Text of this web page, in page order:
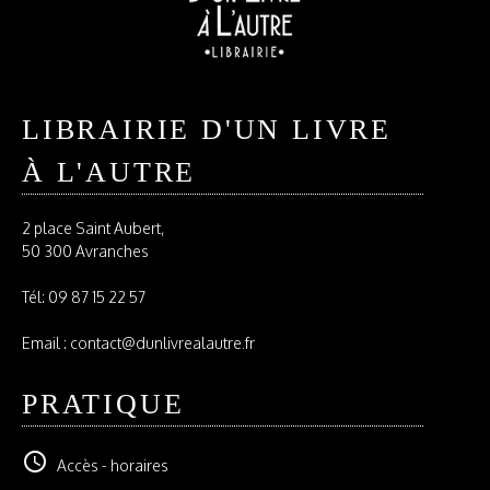
LIBRAIRIE D'UN LIVRE
À L'AUTRE
2 place Saint Aubert,
50 300 Avranches
Tél: 09 87 15 22 57
Email : contact@dunlivrealautre.fr
PRATIQUE
schedule Accès - horaires